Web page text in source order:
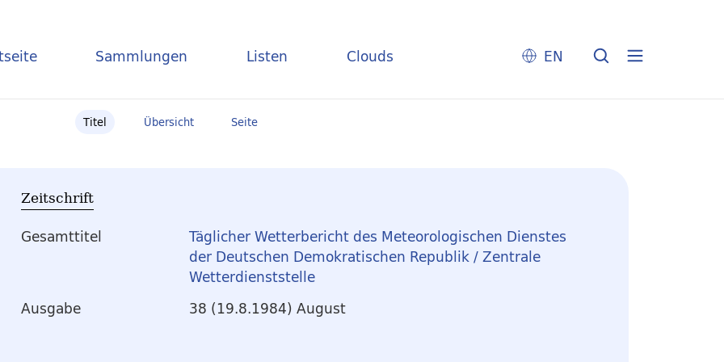
Sammlungen Listen Clouds EN
Titel Übersicht Seite
Zeitschrift
Gesamttitel
Täglicher Wetterbericht des Meteorologischen Dienstes
der Deutschen Demokratischen Republik / Zentrale
Wetterdienststelle
Ausgabe
38 (19.8.1984) August